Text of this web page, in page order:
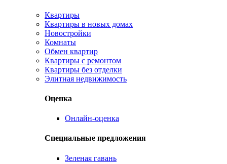
Квартиры
Квартиры в новых домах
Новостройки
Комнаты
Обмен квартир
Квартиры с ремонтом
Квартиры без отделки
Элитная недвижимость
Оценка
Онлайн-оценка
Специальные предложения
Зеленая гавань